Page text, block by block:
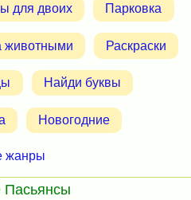
для двоих Парковка
животными Раскраски
Найди буквы
Новогодние
жанры